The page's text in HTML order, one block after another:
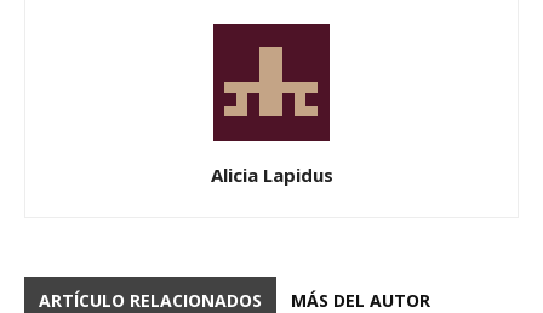
Alicia Lapidus
ARTÍCULO RELACIONADOS MÁS DEL AUTOR